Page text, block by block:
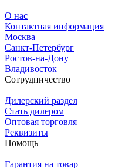
О нас
Контактная информация
Москва
Санкт-Петербург
Ростов-на-Дону
Владивосток
Сотрудничество
Дилерский раздел
Стать дилером
Оптовая торговля
Реквизиты
Помощь
Гарантия на товар